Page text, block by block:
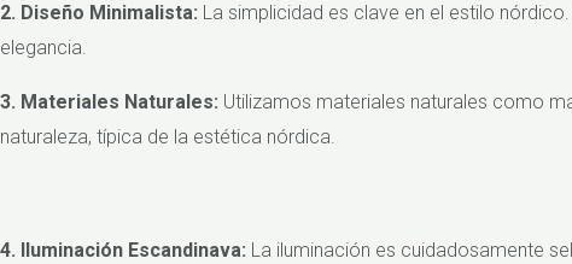
2. Diseño Minimalista: La simplicidad es clave en el estilo
elegancia.
3. Materiales Naturales: Utilizamos materiales naturales como
naturaleza, típica de la estética nórdica.
4. Iluminación Escandinava: La iluminación es cuidadosamente